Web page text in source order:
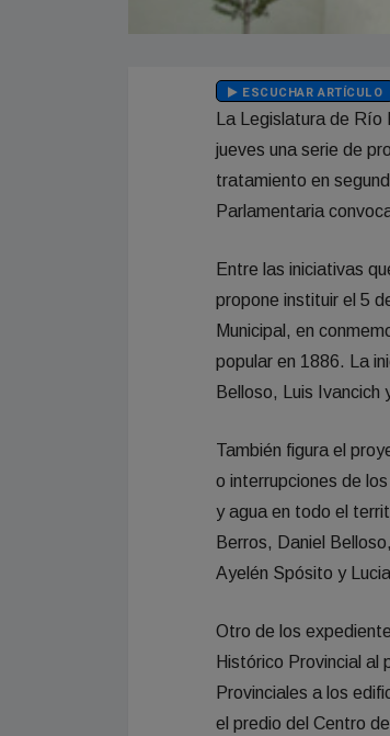
ESCUCHAR ARTÍCULO
La Legislatura de
jueves una serie de
tratamiento en
Parlamentaria
Entre las iniciativas
propone instituir el 5
Municipal, en
popular en 1886. La
Belloso, Luis Ivancich
También figura el
o interrupciones de
y agua en todo el
Berros, Daniel
Ayelén Spósito y
Otro de los
Histórico Provincial al
Provinciales a los
el predio del Centro